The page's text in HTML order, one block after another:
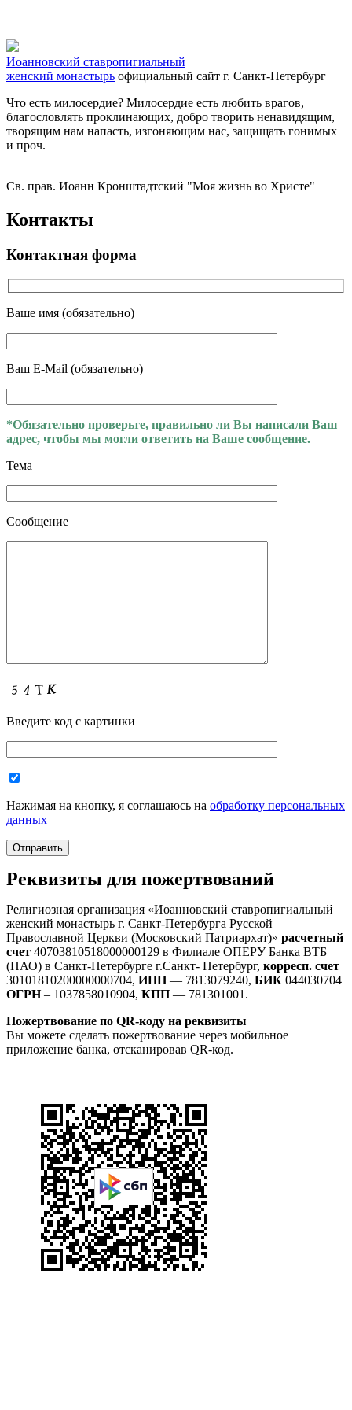
Иоанновский ставропигиальный
женский монастырь официальный сайт г. Санкт-Петербург
Что есть милосердие? Милосердие есть любить врагов,
благословлять проклинающих, добро творить ненавидящим,
творящим нам напасть, изгоняющим нас, защищать гонимых
и проч.
Св. прав. Иоанн Кронштадтский "Моя жизнь во Христе"
Контакты
Контактная форма
Ваше имя (обязательно)
Ваш E-Mail (обязательно)
*Обязательно проверьте, правильно ли Вы написали Ваш
адрес, чтобы мы могли ответить на Ваше сообщение.
Тема
Сообщение
Введите код с картинки
Нажимая на кнопку, я соглашаюсь на обработку персональных
данных
Реквизиты для пожертвований
Религиозная организация «Иоанновский ставропигиальный
женский монастырь г. Санкт-Петербурга Русской
Православной Церкви (Московский Патриархат)» расчетный
счет 40703810518000000129 в Филиале ОПЕРУ Банка ВТБ
(ПАО) в Санкт-Петербурге г.Санкт- Петербург, корресп. счет
30101810200000000704, ИНН— 7813079240, БИК 044030704
ОГРН– 1037858010904, КПП — 781301001.
Пожертвование по QR-коду на реквизиты
Вы можете сделать пожертвование через мобильное
приложение банка, отсканировав QR-код.